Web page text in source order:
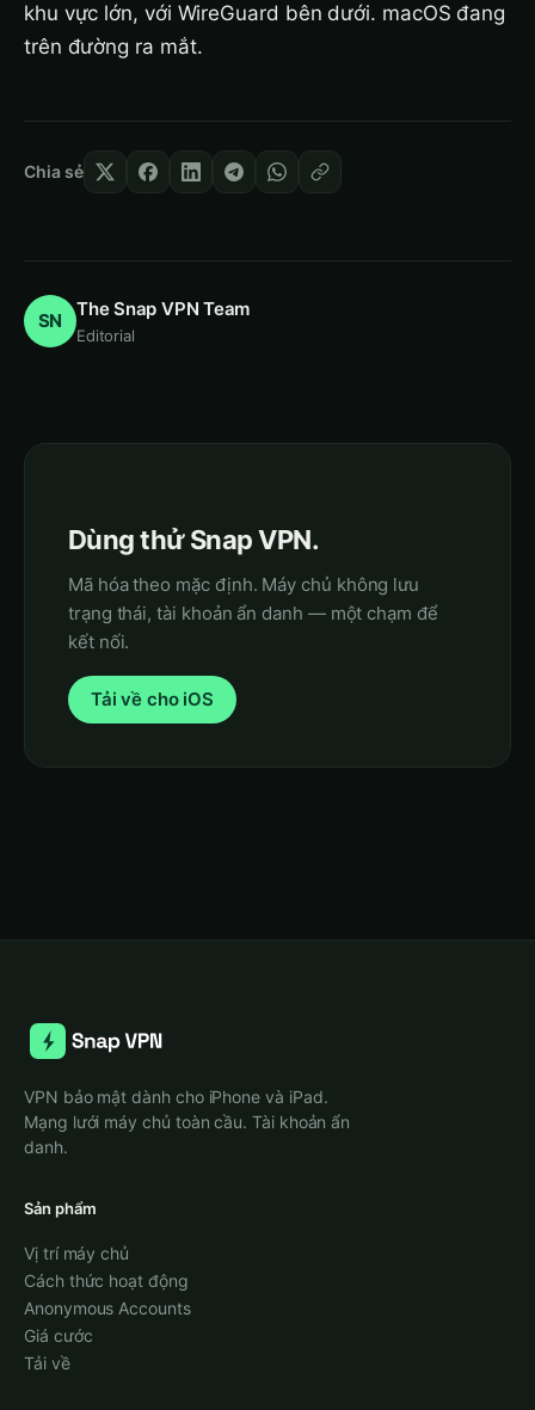
khu vực lớn, với WireGuard bên dưới. macOS đang
trên đường ra mắt.
Chia sẻ
SN
The Snap VPN Team
Editorial
Dùng thử Snap VPN.
Mã hóa theo mặc định. Máy chủ không lưu
trạng thái, tài khoản ẩn danh — một chạm để
kết nối.
Tải về cho iOS
VPN bảo mật dành cho iPhone và iPad.
Mạng lưới máy chủ toàn cầu. Tài khoản ẩn
danh.
Sản phẩm
Vị trí máy chủ
Cách thức hoạt động
Anonymous Accounts
Giá cước
Tải về